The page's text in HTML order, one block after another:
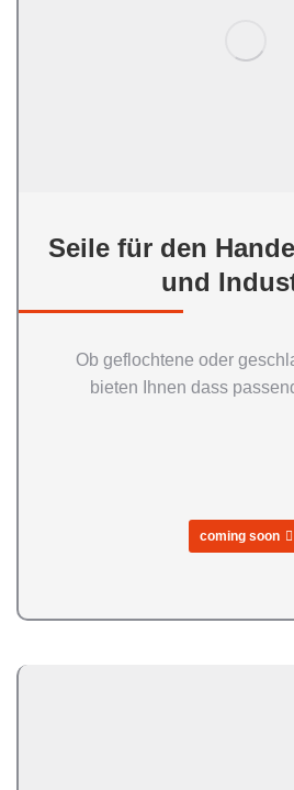
Seile für den
und
Ob geflochtene oder
bieten Ihnen dass
coming soon